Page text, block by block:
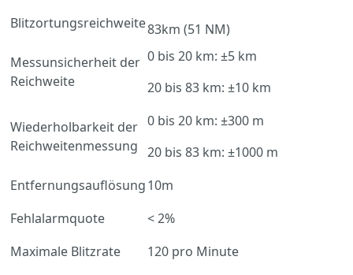
Blitzortungsreichweite83km (51 NM)
Messunsicherheit der
Reichweite
0 bis 20 km: ±5 km
20 bis 83 km: ±10 km
Wiederholbarkeit der
Reichweitenmessung
0 bis 20 km: ±300 m
20 bis 83 km: ±1000 m
Entfernungsauflösung10m
Fehlalarmquote
< 2%
Maximale Blitzrate
120 pro Minute